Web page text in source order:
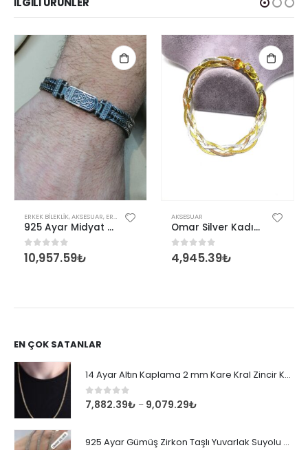
ERKEK BILEKLIK,AKSESUAR, ERKEK
925 Ayar Midyat Hasırı Gümüş Erkek Bilekliği
0out of 5
10,957.59₺
AKSESUAR
Omar Silver Kadın İtalyan Dörtlü Örgü Gümüş Bileklik
0out of 5
4,945.39₺
EN ÇOK SATANLAR
14 Ayar Altın Kaplama 2 mm Kare Kral Zincir Kolye
0 out of 5
7,882.39₺ – 9,079.29₺
925 Ayar Gümüş Zirkon Taşlı Yuvarlak Suyolu Bileklik